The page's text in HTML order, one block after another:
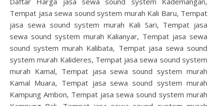
Tempat jasa sewa sound system murah Kali Baru, Tempat
jasa sewa sound system murah Kali Sari, Tempat jasa
sewa sound system murah Kalianyar, Tempat jasa sewa
sound system murah Kalibata, Tempat jasa sewa sound
system murah Kalideres, Tempat jasa sewa sound system
murah Kamal, Tempat jasa sewa sound system murah
Kamal Muara, Tempat jasa sewa sound system murah
Kampung Ambon, Tempat jasa sewa sound system murah